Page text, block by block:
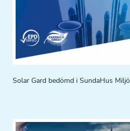
Solar Gard bedömd i SundaHus